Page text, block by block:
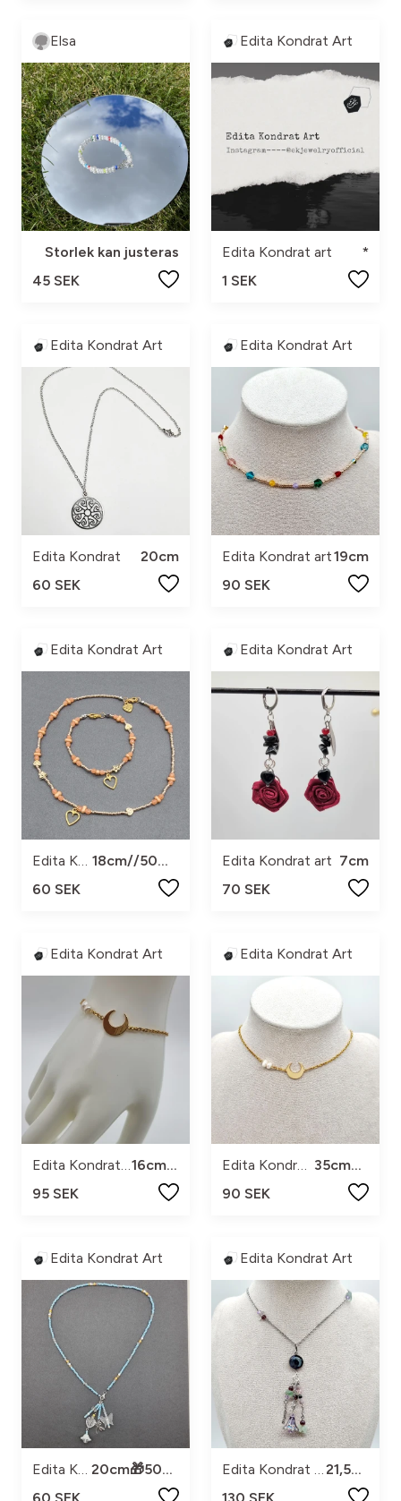
Elsa
Storlek kan justeras
45 SEK
Edita Kondrat Art
Edita Kondrat art
*
1 SEK
Edita Kondrat Art
Edita Kondrat
20cm
60 SEK
Edita Kondrat Art
Edita Kondrat art19cm
90 SEK
Edita Kondrat Art
18cm//50%rabatt ingår
60 SEK
Edita Kondrat Art
Edita Kondrat art 7cm
70 SEK
Edita Kondrat Art
16cm+2
95 SEK
Edita Kondrat Art
35cm+2,5
90 SEK
Edita Kondrat Art
20cm🎁50%rabatt ingår
60 SEK
Edita Kondrat Art
21,5cm
130 SEK